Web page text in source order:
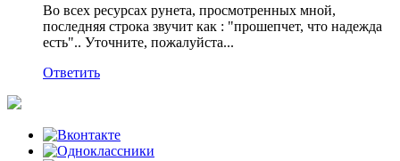
Во всех ресурсах рунета, просмотренных мной,
последняя строка звучит как : "прошепчет, что надежда
есть".. Уточните, пожалуйста...
Ответить